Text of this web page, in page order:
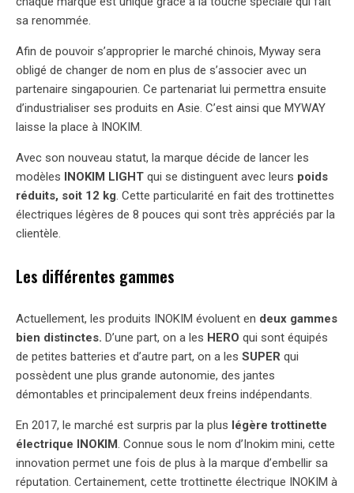
sa renommée.
Afin de pouvoir s’approprier le marché chinois, Myway sera
obligé de changer de nom en plus de s’associer avec un
partenaire singapourien. Ce partenariat lui permettra ensuite
d’industrialiser ses produits en Asie. C’est ainsi que MYWAY
laisse la place à INOKIM.
Avec son nouveau statut, la marque décide de lancer les
modèles
INOKIM LIGHT qui se distinguent avec leurs poids
réduits, soit 12 kg. Cette particularité en fait des trottinettes
électriques légères de 8 pouces qui sont très appréciés par la
clientèle.
Les différentes gammes
Actuellement, les produits INOKIM évoluent en deux gammes
bien distinctes. D’une part, on a les HERO qui sont équipés
de petites batteries et d’autre part, on a les SUPER qui
possèdent une plus grande autonomie, des jantes
démontables et principalement deux freins indépendants.
En 2017, le marché est surpris par la plus légère trottinette
électrique INOKIM. Connue sous le nom d’Inokim mini, cette
innovation permet une fois de plus à la marque d’embellir sa
réputation. Certainement, cette trottinette électrique INOKIM à